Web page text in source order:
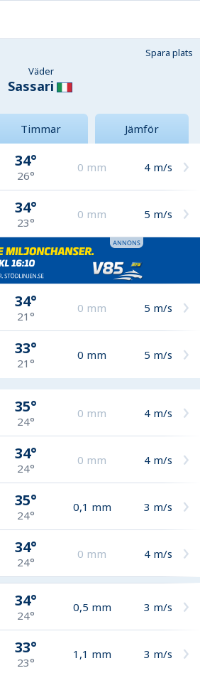
Spara plats
Väder
Sassari
Timmar Jämför
34°
26°
0 mm 4 m/s
34°
23°
0 mm 5 m/s
34°
21°
0 mm 5 m/s
33°
21°
0 mm 5 m/s
35°
24°
0 mm 4 m/s
34°
24°
0 mm 4 m/s
35°
24°
0,1 mm 3 m/s
34°
24°
0 mm 4 m/s
34°
24°
0,5 mm 3 m/s
33°
23°
1,1 mm 3 m/s